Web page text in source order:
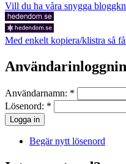
Vill du ha våra snygga
Med enkelt kopiera/klistra så
Användarnamn: *
Lösenord: *
Begär nytt lösenord